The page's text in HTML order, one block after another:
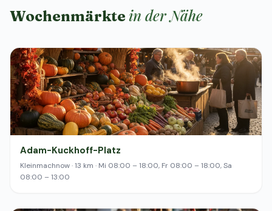
Wochenmärkte in der Nähe
Adam-Kuckhoff-Platz
Kleinmachnow · 13 km · Mi 08:00 – 18:00, Fr 08:00 – 18:00, Sa
08:00 – 13:00